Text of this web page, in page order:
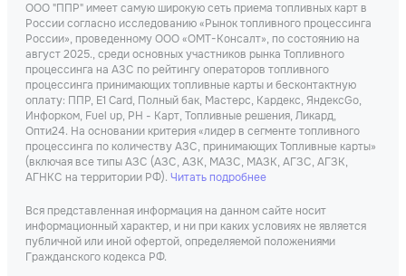
ООО "ППР" имеет самую широкую сеть приема топливных карт в
России согласно исследованию «Рынок топливного процессинга
России», проведенному ООО «ОМТ-Консалт», по состоянию на
август 2025., среди основных участников рынка Топливного
процессинга на АЗС по рейтингу операторов топливного
процессинга принимающих топливные карты и бесконтактную
оплату: ППР, Е1 Card, Полный бак, Мастерс, Кардекс, ЯндексGo,
Инфорком, Fuel up, РН - Карт, Топливные решения, Ликард,
Опти24. На основании критерия «лидер в сегменте топливного
процессинга по количеству АЗС, принимающих Топливные карты»
(включая все типы АЗС (АЗС, АЗК, МАЗС, МАЗК, АГЗС, АГЗК,
АГНКС на территории РФ). Читать подробнее
Вся представленная информация на данном сайте носит
информационный характер, и ни при каких условиях не является
публичной или иной офертой, определяемой положениями
Гражданского кодекса РФ.